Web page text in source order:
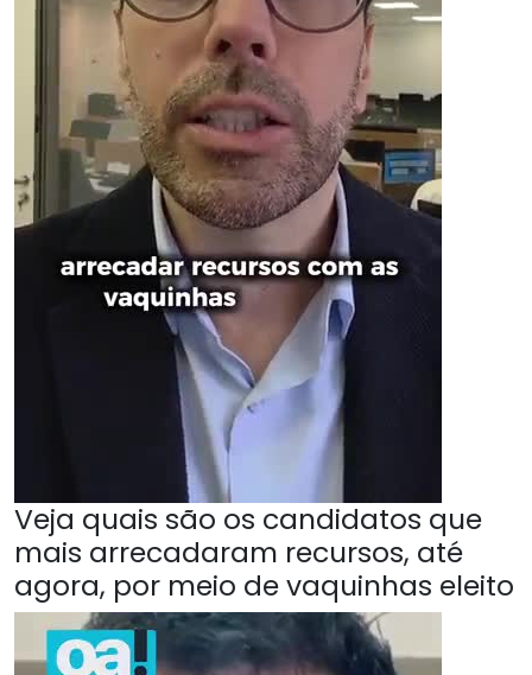
Veja quais são os candidatos que
mais arrecadaram recursos, até
agora, por meio de vaquinhas eleito